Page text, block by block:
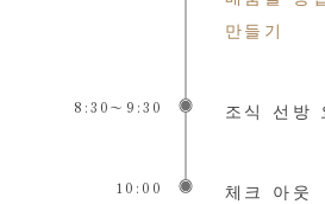
만들기
8:30〜9:30 조식 선방
10:00 체크 아웃